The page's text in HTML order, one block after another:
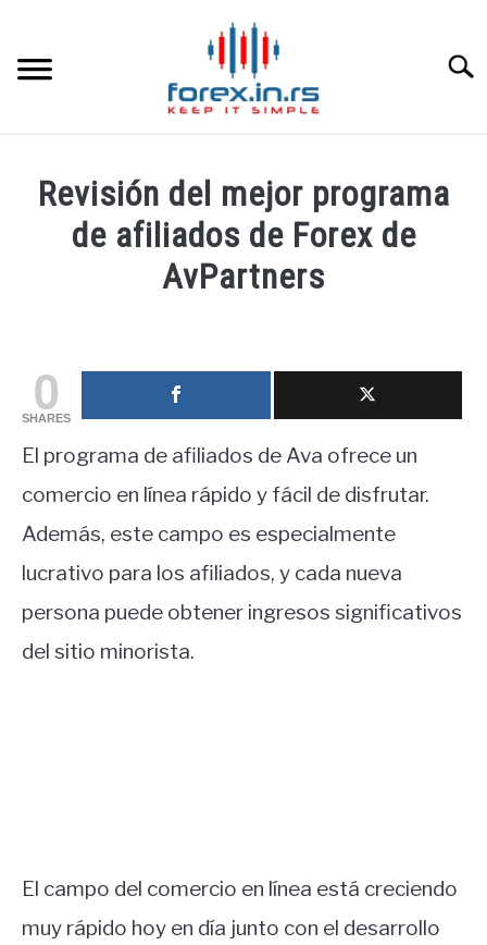
content
HOME ESPAÑOLA
LOS MEJORES CORREDORES DE DIVISAS
PAMM
CONTACT
Revisión del mejor programa
de afiliados de Forex de
AvPartners
in
financiera
0
SHARES
El programa de afiliados de Ava ofrece un
comercio en línea rápido y fácil de disfrutar.
Además, este campo es especialmente
lucrativo para los afiliados, y cada nueva
persona puede obtener ingresos significativos
del sitio minorista.
El campo del comercio en línea está creciendo
muy rápido hoy en día junto con el desarrollo